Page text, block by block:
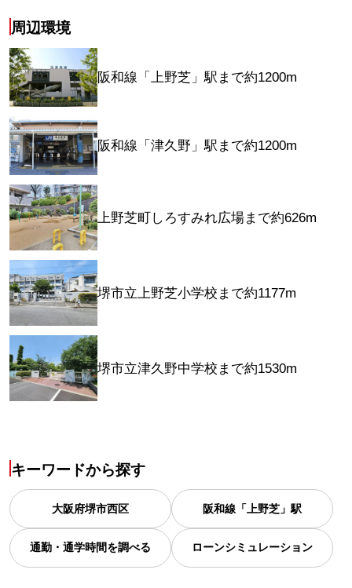
周辺環境
阪和線「上野芝」駅まで約1200m
阪和線「津久野」駅まで約1200m
上野芝町しろすみれ広場まで約626m
堺市立上野芝小学校まで約1177m
堺市立津久野中学校まで約1530m
キーワードから探す
大阪府堺市西区 阪和線「上野芝」駅
通勤・通学時間を調べる ローンシミュレーション